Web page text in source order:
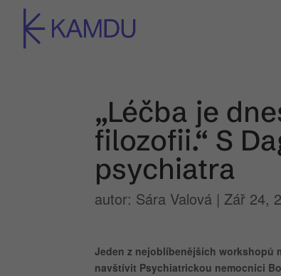
„Léčba je
filozofii.“ S
psychiatra
autor: Sára Valová| Zář 24,
Jeden z nejoblíbenějších workshopů
navštívit Psychiatrickou nemocnici